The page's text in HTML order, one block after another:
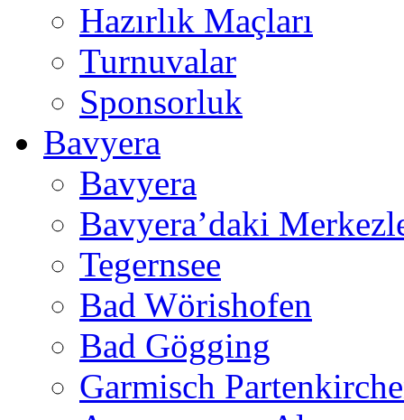
Hazırlık Maçları
Turnuvalar
Sponsorluk
Bavyera
Bavyera
Bavyera’daki
Tegernsee
Bad Wörishofen
Bad Gögging
Garmisch